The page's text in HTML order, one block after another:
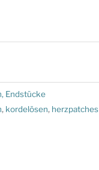
Endstücke
, kordelösen, herzpatches